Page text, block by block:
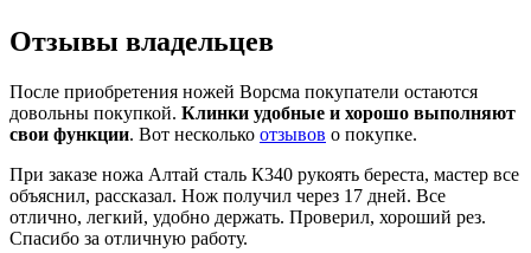
Отзывы владельцев
После приобретения ножей Ворсма покупатели остаются
довольны покупкой. Клинки удобные и хорошо выполняют
свои функции. Вот несколько отзывов о покупке.
При заказе ножа Алтай сталь К340 рукоять береста, мастер все
объяснил, рассказал. Нож получил через 17 дней. Все
отлично, легкий, удобно держать. Проверил, хороший рез.
Спасибо за отличную работу.